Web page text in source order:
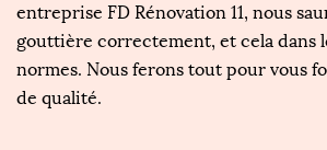
entreprise FD Rénovation 11, nous
gouttière correctement, et cela dans
normes. Nous ferons tout pour vous
de qualité.